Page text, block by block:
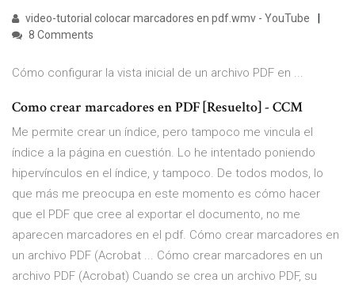
video-tutorial colocar marcadores en pdf.wmv - YouTube
8 Comments
Cómo configurar la vista inicial de un archivo PDF en ...
Como crear marcadores en PDF [Resuelto] - CCM
Me permite crear un índice, pero tampoco me vincula el
índice a la página en cuestión. Lo he intentado poniendo
hipervínculos en el índice, y tampoco. De todos modos, lo
que más me preocupa en este momento es cómo hacer
que el PDF que cree al exportar el documento, no me
aparecen marcadores en el pdf. Cómo crear marcadores en
un archivo PDF (Acrobat ... Cómo crear marcadores en un
archivo PDF (Acrobat) Cuando se crea un archivo PDF, su